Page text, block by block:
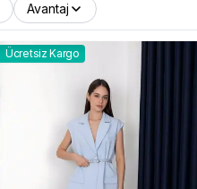
Avantaj
Ücretsiz Kargo